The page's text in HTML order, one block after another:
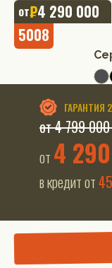
ГАРАНТИЯ
от 4 799
от 4
в кредит от
от₽4 290 000
5008